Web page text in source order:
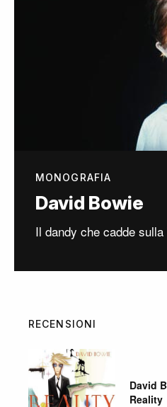
MONOGRAFIA
David Bowie
Il dandy che cadde sulla
RECENSIONI
David
Reality